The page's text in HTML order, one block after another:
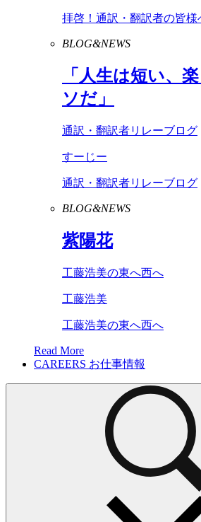
拝啓！通訳・翻訳者の皆様
BLOG&NEWS
「人生は短い、
ソだ」
通訳・翻訳者リレーブログ
すーじー
通訳・翻訳者リレーブログ
BLOG&NEWS
紫陽花
工藤浩美の東へ西へ
工藤浩美
工藤浩美の東へ西へ
Read More
CAREERS お仕事情報